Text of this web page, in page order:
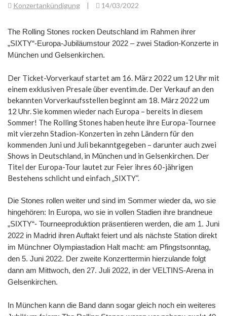
Konzertankündigung 14/03/2022
The Rolling Stones rocken Deutschland im Rahmen ihrer
„SIXTY“-Europa-Jubiläumstour 2022 – zwei Stadion-Konzerte in
München und Gelsenkirchen.
Der Ticket-Vorverkauf startet am 16. März 2022 um 12 Uhr mit
einem exklusiven Presale über eventim.de. Der Verkauf an den
bekannten Vorverkaufsstellen beginnt am 18. März 2022 um
12 Uhr. Sie kommen wieder nach Europa – bereits in diesem
Sommer! The Rolling Stones haben heute ihre Europa-Tournee
mit vierzehn Stadion-Konzerten in zehn Ländern für den
kommenden Juni und Juli bekanntgegeben – darunter auch zwei
Shows in Deutschland, in München und in Gelsenkirchen. Der
Titel der Europa-Tour lautet zur Feier ihres 60-jährigen
Bestehens schlicht und einfach „SIXTY“.
Die Stones rollen weiter und sind im Sommer wieder da, wo sie
hingehören: In Europa, wo sie in vollen Stadien ihre brandneue
„SIXTY“- Tourneeproduktion präsentieren werden, die am 1. Juni
2022 in Madrid ihren Auftakt feiert und als nächste Station direkt
im Münchner Olympiastadion Halt macht: am Pfingstsonntag,
den 5. Juni 2022. Der zweite Konzerttermin hierzulande folgt
dann am Mittwoch, den 27. Juli 2022, in der VELTINS-Arena in
Gelsenkirchen.
In München kann die Band dann sogar gleich noch ein weiteres